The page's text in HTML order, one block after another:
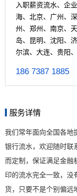
入职薪资流水、企
海、北京、广州、
州、郑州、南京、
岛、昆明、沈阳、
尔滨、大连、贵阳
186 7387 1885
服务详情
我们常年面向全国各地
银行流水，欢迎随时联
而定制，保证满足金融
印的流水完全一致，没
货，只要不是个别偏远